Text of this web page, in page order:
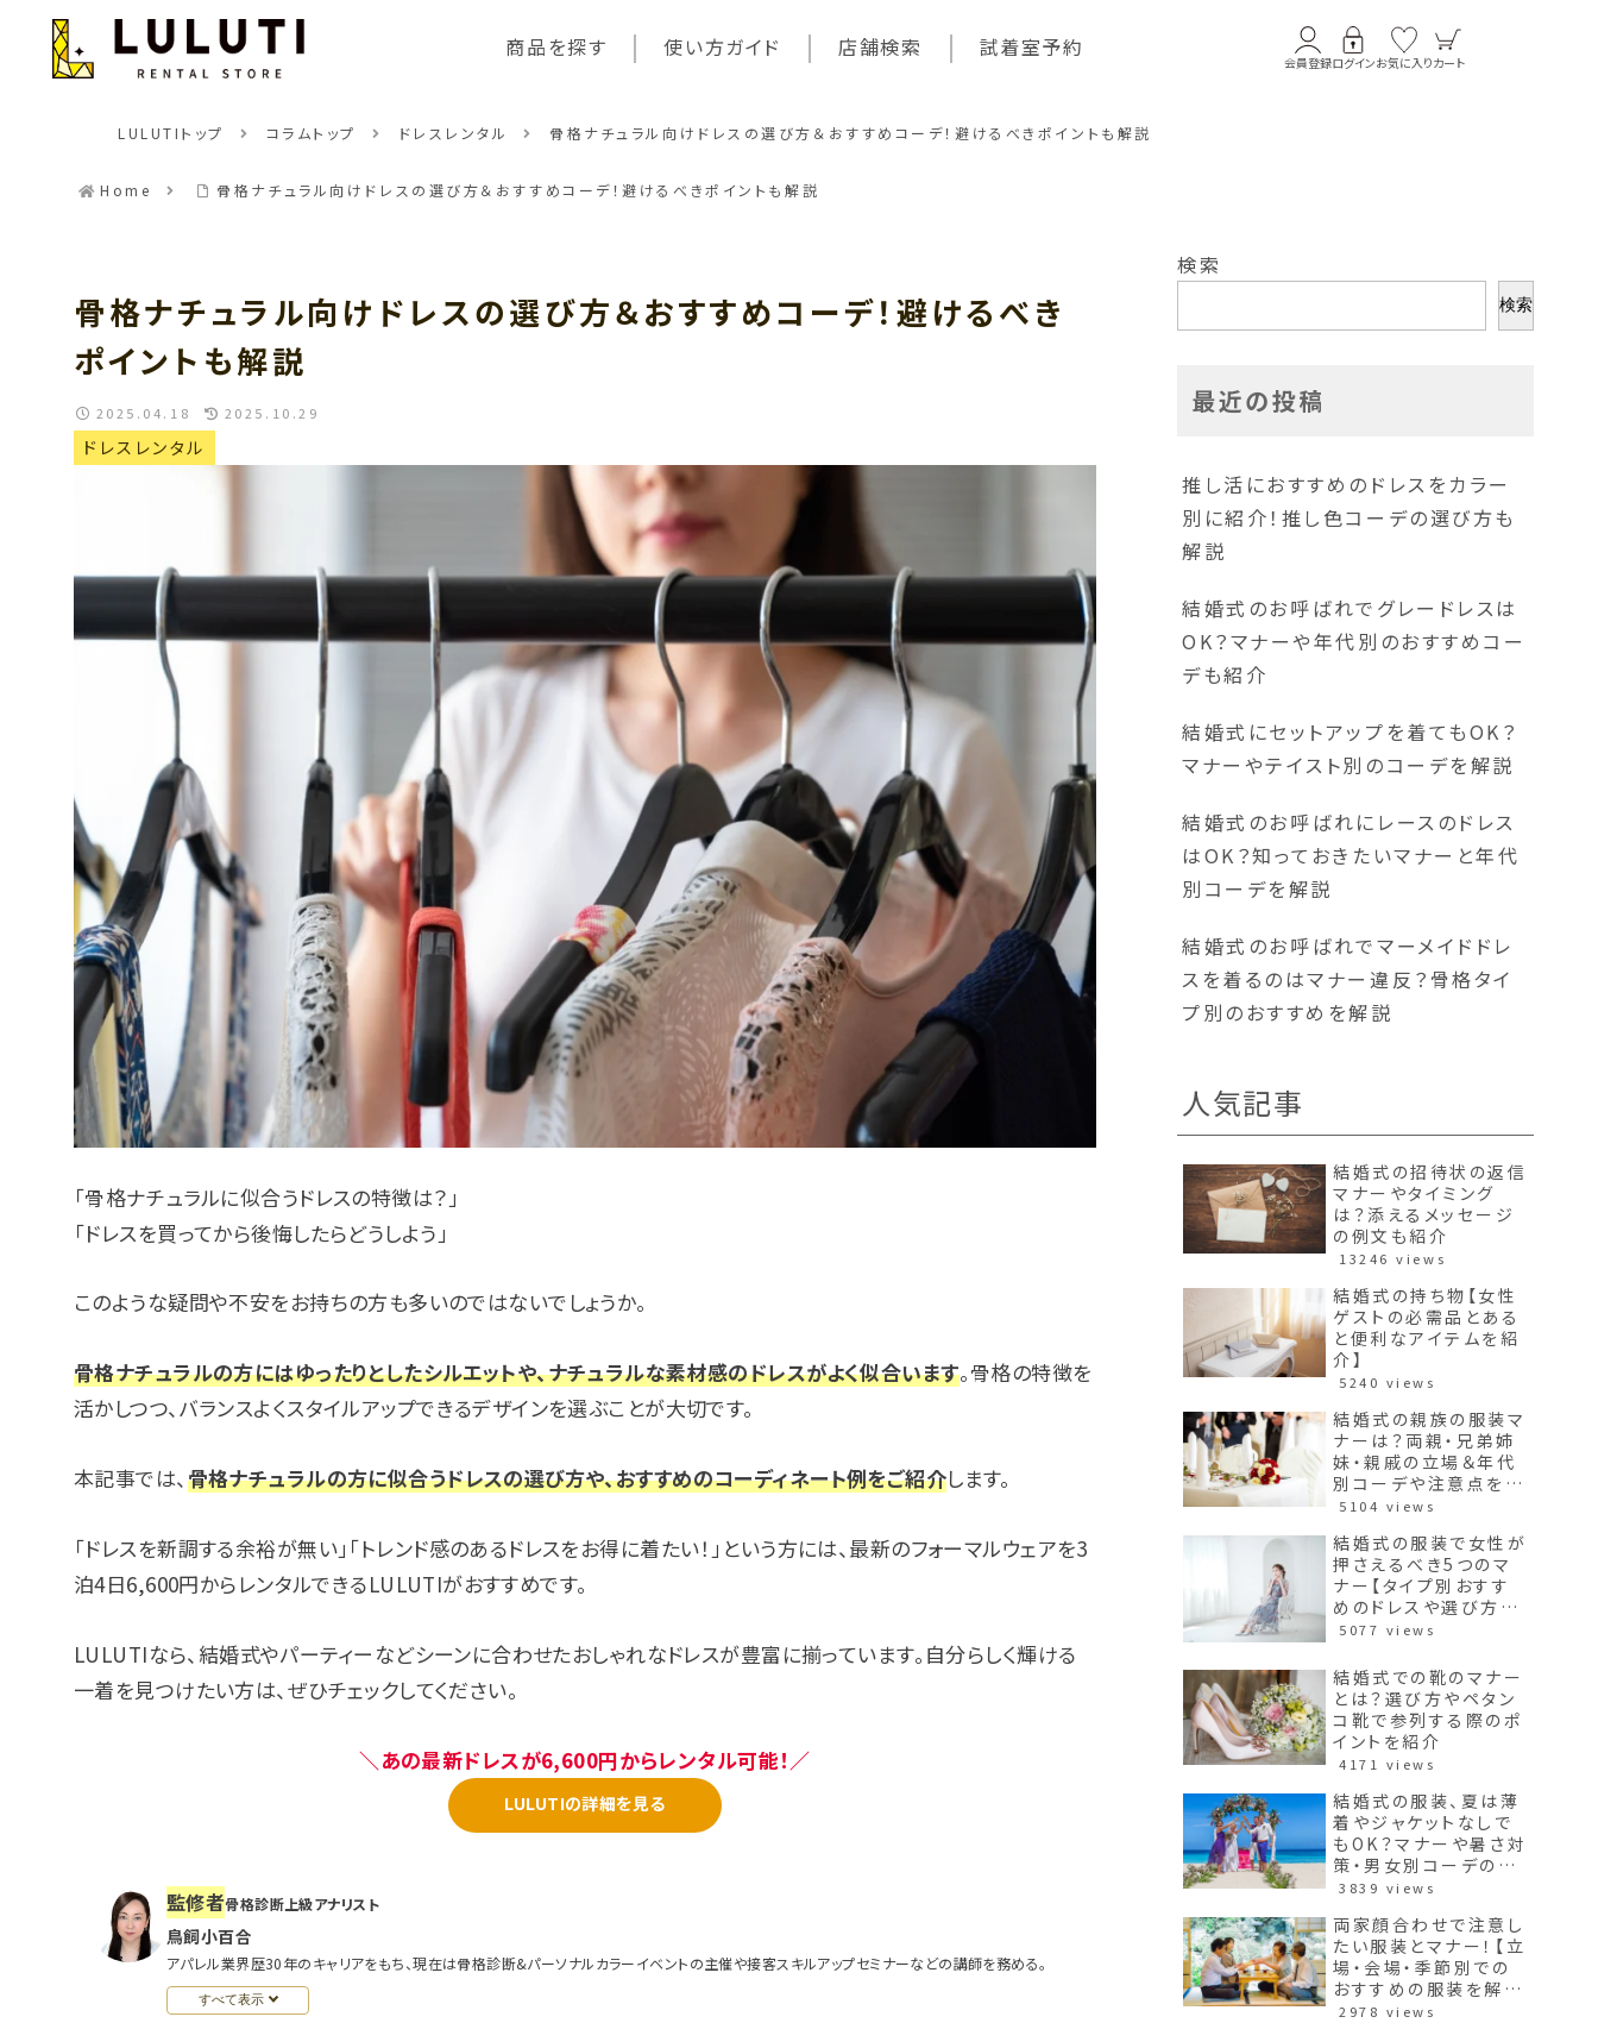
商品を探す 使い方ガイド 店舗検索 試着室予約
会員登録ログインお気に入りカート
LULUTIトップ コラムトップ ドレスレンタル 骨格ナチュラル向けドレスの選び方＆おすすめコーデ！避けるべきポイントも解説
Home 骨格ナチュラル向けドレスの選び方＆おすすめコーデ！避けるべきポイントも解説
骨格ナチュラル向けドレスの選び方＆おすすめコーデ！避けるべき
ポイントも解説
ドレスレンタル
2025.04.18 2025.10.29
「骨格ナチュラルに似合うドレスの特徴は？」
「ドレスを買ってから後悔したらどうしよう」
このような疑問や不安をお持ちの方も多いのではないでしょうか。
骨格ナチュラルの方にはゆったりとしたシルエットや、ナチュラルな素材感のドレスがよく似合います。骨格の特徴を
活かしつつ、バランスよくスタイルアップできるデザインを選ぶことが大切です。
本記事では、骨格ナチュラルの方に似合うドレスの選び方や、おすすめのコーディネート例をご紹介します。
「ドレスを新調する余裕が無い」「トレンド感のあるドレスをお得に着たい！」という方には、最新のフォーマルウェアを3
泊4日6,600円からレンタルできるLULUTIがおすすめです。
LULUTIなら、結婚式やパーティーなどシーンに合わせたおしゃれなドレスが豊富に揃っています。自分らしく輝ける
一着を見つけたい方は、ぜひチェックしてください。
＼あの最新ドレスが6,600円からレンタル可能！／
LULUTIの詳細を見る
監修者骨格診断上級アナリスト
鳥飼小百合
アパレル業界歴30年のキャリアをもち、現在は骨格診断&パーソナルカラーイベントの主催や接客スキルアップセミナーなどの講師を務める。
すべて表示
検索
検索
最近の投稿
推し活におすすめのドレスをカラー
別に紹介！推し色コーデの選び方も
解説
結婚式のお呼ばれでグレードレスは
OK？マナーや年代別のおすすめコー
デも紹介
結婚式にセットアップを着てもOK？
マナーやテイスト別のコーデを解説
結婚式のお呼ばれにレースのドレス
はOK？知っておきたいマナーと年代
別コーデを解説
結婚式のお呼ばれでマーメイドドレ
スを着るのはマナー違反？骨格タイ
プ別のおすすめを解説
人気記事
結婚式の招待状の返信
マナーやタイミング
は？添えるメッセージ
の例文も紹介
13246 views
結婚式の持ち物【女性
ゲストの必需品とある
と便利なアイテムを紹
介】
5240 views
結婚式の親族の服装マ
ナーは？両親・兄弟姉
妹・親戚の立場＆年代
別コーデや注意点を紹
介！
5104 views
結婚式の服装で女性が
押さえるべき5つのマ
ナー【タイプ別おすす
めのドレスや選び方も
紹介】
5077 views
結婚式での靴のマナー
とは？選び方やペタン
コ靴で参列する際のポ
イントを紹介
4171 views
結婚式の服装、夏は薄
着やジャケットなしで
もOK？マナーや暑さ対
策・男女別コーデのポ
イントを紹介
3839 views
両家顔合わせで注意し
たい服装とマナー！【立
場・会場・季節別での
おすすめの服装を解
説】
2978 views